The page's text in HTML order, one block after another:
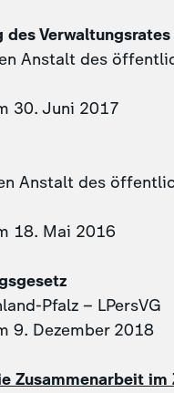
Verwaltungsrates
Anstalt des
30. Juni 2017
Anstalt des
18. Mai 2016
Pfalz – LPersVG
9. Dezember 2018
Zusammenarbeit im